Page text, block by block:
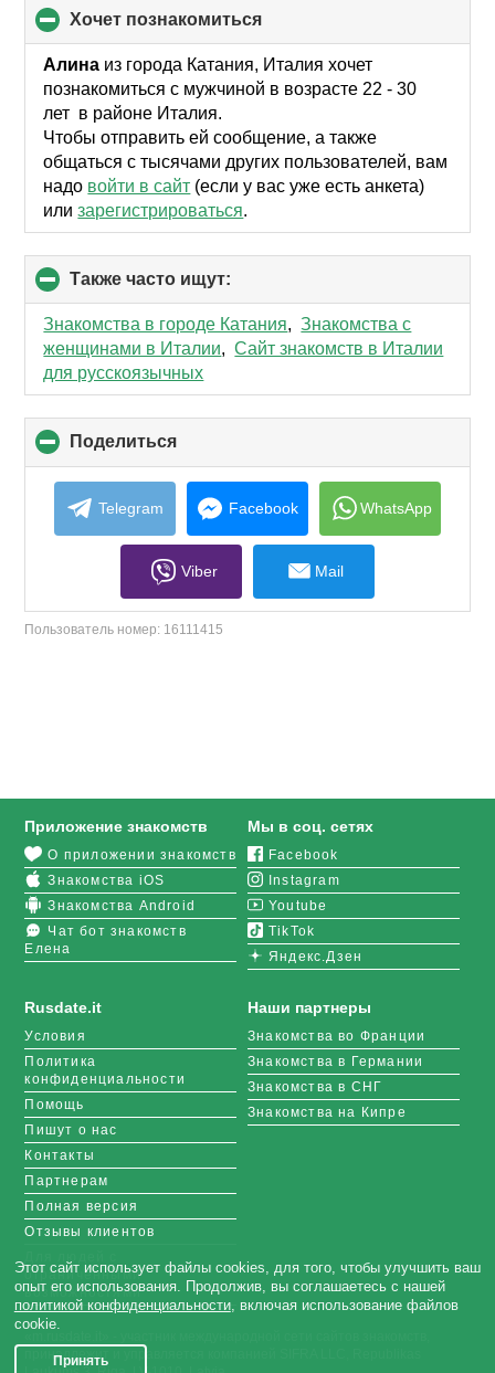
хочет познакомиться
to
collapse
contents
Алина из города Катания, Италия хочет
познакомиться с мужчиной в возрасте 22 - 30
лет в районе Италия.
Чтобы отправить ей сообщение, а также
общаться с тысячами других пользователей, вам
надо войти в сайт (если у вас уже есть анкета)
илизарегистрироваться.
Также часто ищут:
to
collapse
contents
Знакомства в городе Катания,Знакомства с
женщинами в Италии,Сайт знакомств в Италии
для русскоязычных
Поделиться
to
collapse
contents
Telegram Facebook WhatsApp
Viber Mail
Пользователь номер: 16111415
Rusdate.it
Условия
Политика
конфиденциальности
Помощь
Пишут о нас
Контакты
Партнерам
Полная версия
Отзывы клиентов
ограниченными
возможностями
Приложение знакомств
О приложении знакомств
Знакомства iOS
Знакомства Android
Чат бот знакомств
Елена
Мы в соц. сетях
Facebook
Instagram
Youtube
TikTok
Яндекс.Дзен
Наши партнеры
Знакомства во Франции
Знакомства в Германии
Знакомства в СНГ
Знакомства на Кипре
принадлежит и управляется компанией SIFRA LLC, Republikas
Этот сайт использует файлы cookies, для того, чтобы улучшить ваш
опыт его использования. Продолжив, вы соглашаетесь с нашей
политикой конфиденциальности, включая использование файлов
cookie.
Принять